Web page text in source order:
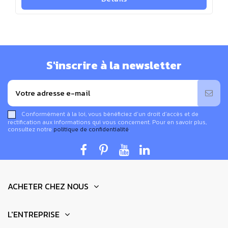
S'inscrire à la newsletter
Conformément à la loi, vous bénéficiez d’un droit d’accès et de
rectification aux informations qui vous concernent. Pour en savoir plus,
consultez notre politique de confidentialité.
ACHETER CHEZ NOUS
L'ENTREPRISE